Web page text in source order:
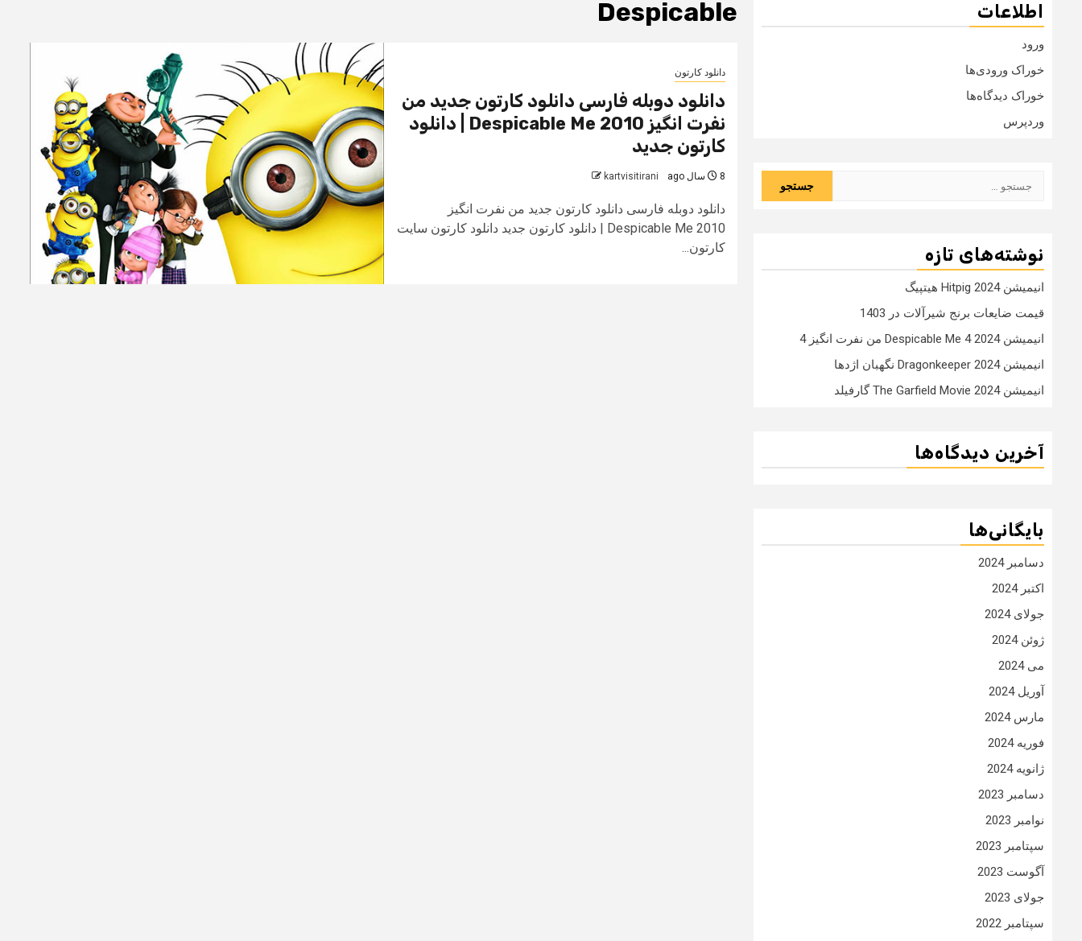
Despicable
دانلود کارتون
دانلود دوبله فارسی دانلود کارتون جدید من
نفرت انگیز Despicable Me 2010 | دانلود
کارتون جدید
8 سال ago kartvisitirani
دانلود دوبله فارسی دانلود کارتون جدید من نفرت انگیز
Despicable Me 2010 | دانلود کارتون جدید دانلود کارتون سایت
کارتون...
اطلاعات
ورود
خوراک ورودی‌ها
خوراک دیدگاه‌ها
وردپرس
نوشته‌های تازه
انیمیشن Hitpig 2024 هیتپیگ
قیمت ضایعات برنج شیرآلات در 1403
انیمیشن Despicable Me 4 2024 من نفرت انگیز 4
انیمیشن Dragonkeeper 2024 نگهبان اژدها
انیمیشن The Garfield Movie 2024 گارفیلد
آخرین دیدگاه‌ها
بایگانی‌ها
دسامبر 2024
اکتبر 2024
جولای 2024
ژوئن 2024
می 2024
آوریل 2024
مارس 2024
فوریه 2024
ژانویه 2024
دسامبر 2023
نوامبر 2023
سپتامبر 2023
آگوست 2023
جولای 2023
سپتامبر 2022